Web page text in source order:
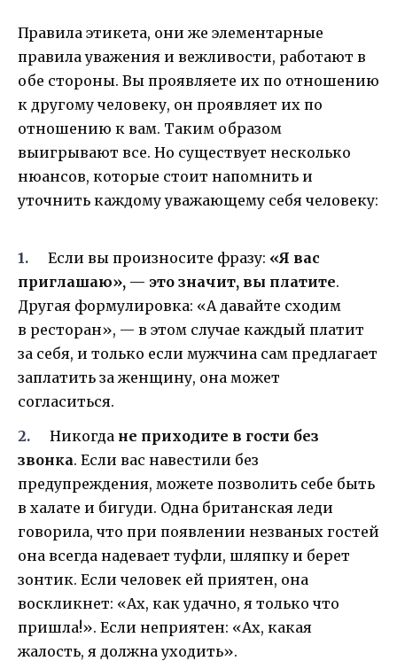
Правила этикета, они же элементарные
правила уважения и вежливости, работают в
обе стороны. Вы проявляете их по отношению
к другому человеку, он проявляет их по
отношению к вам. Таким образом
выигрывают все. Но существует несколько
нюансов, которые стоит напомнить и
уточнить каждому уважающему себя человеку:
Если вы произносите фразу: «Я вас
приглашаю», — это значит, вы платите.
Другая формулировка: «А давайте сходим
в ресторан», — в этом случае каждый платит
за себя, и только если мужчина сам предлагает
заплатить за женщину, она может
согласиться.
Никогда не приходите в гости без
звонка. Если вас навестили без
предупреждения, можете позволить себе быть
в халате и бигуди. Одна британская леди
говорила, что при появлении незваных гостей
она всегда надевает туфли, шляпку и берет
зонтик. Если человек ей приятен, она
воскликнет: «Ах, как удачно, я только что
пришла!». Если неприятен: «Ах, какая
жалость, я должна уходить».